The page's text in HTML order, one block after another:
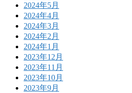
2024年5月
2024年4月
2024年3月
2024年2月
2024年1月
2023年12月
2023年11月
2023年10月
2023年9月